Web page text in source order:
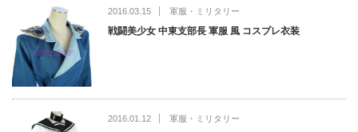
2016.03.15 軍服・ミリタリー
戦闘美少女 中東支部長 軍服 風 コスプレ衣装
2016.01.12 軍服・ミリタリー